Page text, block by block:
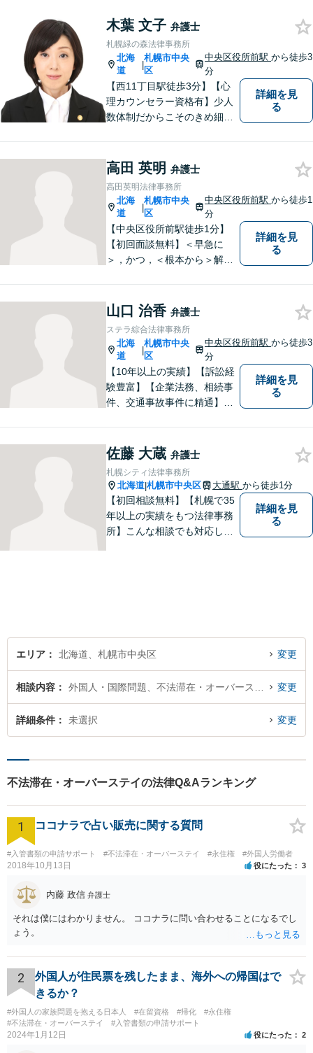
ビスのご提供を心がけており
ます。
木葉 文子 弁護士
札幌緑の森法律事務所
北海
道
|
札幌市中央
区
中央区役所前駅から徒歩3
分
【西11丁目駅徒歩3分】【心
理カウンセラー資格有】少人
数体制だからこそのきめ細や
気軽にご相談いただけます。
依頼者様の希望を最大限実現
できるよう尽力します！【初
回無料相談】
詳細を見
る
高田 英明 弁護士
高田英明法律事務所
北海
道
|
札幌市中央
区
中央区役所前駅から徒歩1
分
【中央区役所前駅徒歩1分】
【初回面談無料】＜早急に
＞，かつ，＜根本から＞解決
て，最適な対応を模索しま
す。【夜間／休日対応可能】
もっとも良い解決策を模索致
します。お気軽にご相談くだ
さい。
詳細を見
る
山口 治香 弁護士
ステラ綜合法律事務所
北海
道
|
札幌市中央
区
中央区役所前駅から徒歩3
分
【10年以上の実績】【訴訟経
験豊富】【企業法務、相続事
件、交通事故事件に精通】徹
ンで、クライアントに寄り添
い、最善の解決策をご提案し
ます。【講演セミナー多数】
【西11丁目駅5分】【初回面
談無料】
詳細を見
る
佐藤 大蔵 弁護士
札幌シティ法律事務所
北海道|札幌市中央区 大通駅 から徒歩1分
【初回相談無料】【札幌で35
年以上の実績をもつ法律事務
所】こんな相談でも対応して
詳細を見
る
エリア 北海道、札幌市中央区 変更
相談内容 変更
詳細条件 未選択 変更
不法滞在・オーバーステイの法律Q&Aランキング
1 ココナラで占い販売に関する質問
#入管書類の申請サポート #不法滞在・オーバーステイ #永住権 #外国人労働者
2018年10月13日 役にたった 3
内藤 政信 弁護士
それは僕にはわかりません。 ココナラに問い合わせることになるでし
ょう。
2
外国人が住民票を残したまま、海外への帰国はで
きるか？
#外国人の家族問題を抱える日本人 #在留資格 #帰化
#永住権
#不法滞在・オーバーステイ
#入管書類の申請サポート
2024年1月12日 役にたった 2